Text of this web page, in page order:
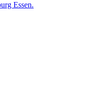
Essen.